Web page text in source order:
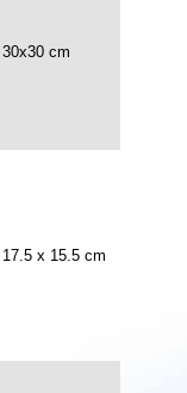
30x30 cm
17.5 x 15.5 cm